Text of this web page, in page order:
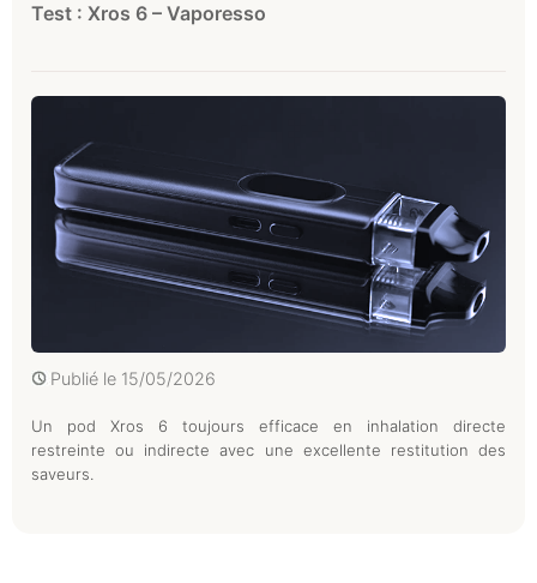
Test : Xros 6 – Vaporesso
Publié le 15/05/2026
Un pod Xros 6 toujours efficace en inhalation directe
restreinte ou indirecte avec une excellente restitution des
saveurs.